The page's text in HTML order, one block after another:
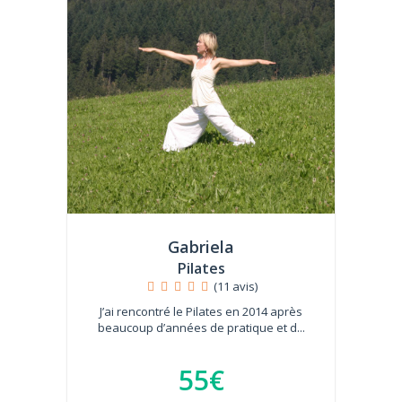
Gabriela
Pilates
(11 avis)
J’ai rencontré le Pilates en 2014 après
beaucoup d’années de pratique et d...
55€